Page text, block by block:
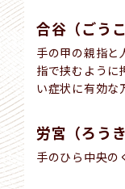
合谷（ごうこ
手の甲の親指と
指で挟むように
い症状に有効な
労宮（ろうき
手のひら中央の